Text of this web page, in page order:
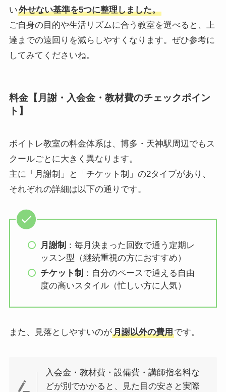
い外せない基準を5つに整理しました。
ご自身の目的や生活リズムに合う教室を選べると、上
達までの遠回りを減らしやすくなります。ぜひ参考に
してみてくださいね。
料金【月謝・入会金・教材費のチェックポイン
ト】
ボイトレ教室の料金体系は、博多・天神駅周辺でもス
クールごとに大きく異なります。
主に「月謝制」と「チケット制」の2タイプがあり、
それぞれの詳細は以下の通りです。
月謝制 ：毎月決まった回数で通う定期レ
ッスン型（継続重視の方におすすめ）
チケット制 ：自分のペースで通える自由
度の高いスタイル（忙しい方に人気）
また、見落としやすいのが月謝以外の費用です。
入会金・教材費・設備費・講師指名料な
どが別でかかると、見た目の安さと実際